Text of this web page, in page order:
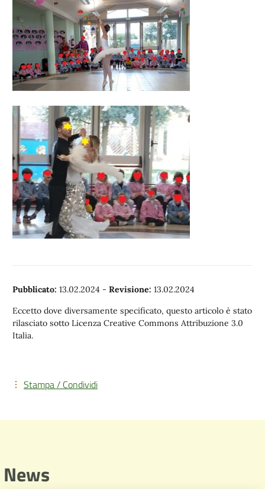
Pubblicato: 13.02.2024 - Revisione: 13.02.2024
Eccetto dove diversamente specificato, questo articolo è stato
rilasciato sotto Licenza Creative Commons Attribuzione 3.0
Italia.
Stampa / Condividi
News